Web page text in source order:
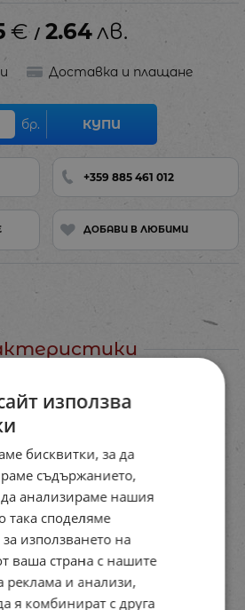
€ / 2.64 лв.
Доставка и плащане
бр. КУПИ
+359 885 461 012
ДОБАВИ В ЛЮБИМИ
използва
бисквитки, за да
съдържанието,
анализираме нашия
така споделяме
използването на
ваша страна с нашите
реклама и анализи,
я комбинират с друга